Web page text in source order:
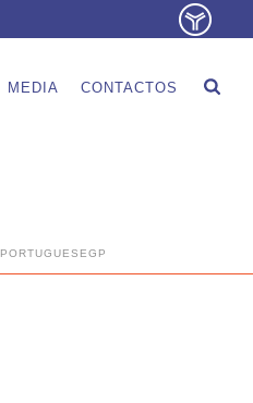
MEDIA CONTACTOS
PORTUGUESEGP